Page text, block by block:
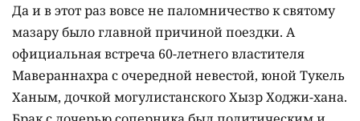
Да и в этот раз вовсе не паломничество к святому
мазару было главной причиной поездки. А
официальная встреча 60-летнего властителя
Мавераннахра с очередной невестой, юной Тукель
Ханым, дочкой могулистанского Хызр Ходжи-хана.